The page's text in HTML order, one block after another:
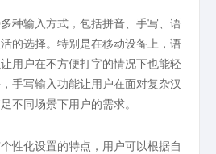
种输入方式，包括拼音、手写、语
的选择。特别是在移动设备上，语
用户在不方便打字的情况下也能轻
手写输入功能让用户在面对复杂汉
不同场景下用户的需求。
性化设置的特点，用户可以根据自